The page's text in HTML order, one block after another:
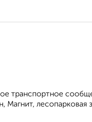
транспортное
лесопарковая